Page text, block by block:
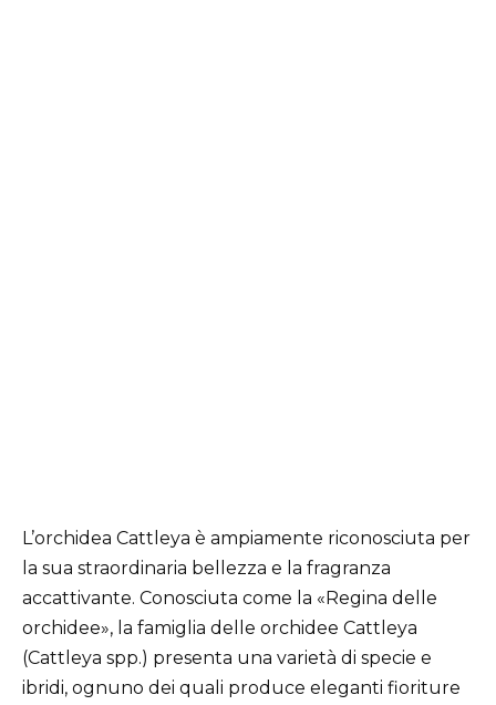
L’orchidea Cattleya è ampiamente riconosciuta per
la sua straordinaria bellezza e la fragranza
accattivante. Conosciuta come la «Regina delle
orchidee», la famiglia delle orchidee Cattleya
(Cattleya spp.) presenta una varietà di specie e
ibridi, ognuno dei quali produce eleganti fioriture